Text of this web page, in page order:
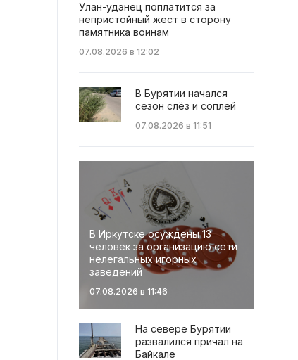
Улан-удэнец поплатится за
непристойный жест в сторону
памятника воинам
07.08.2026 в 12:02
В Бурятии начался
сезон слёз и соплей
07.08.2026 в 11:51
В Иркутске осуждены 13
человек за организацию сети
нелегальных игорных
заведений
07.08.2026 в 11:46
На севере Бурятии
развалился причал на
Байкале